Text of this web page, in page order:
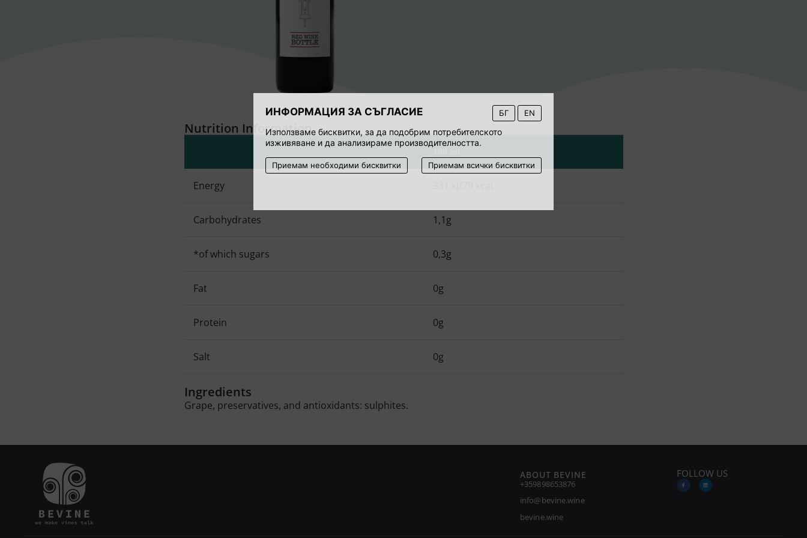
ИНФОРМАЦИЯ ЗА СЪГЛАСИЕ БГ EN
Използваме бисквитки, за да подобрим потребителското
изживяване и да анализираме производителността.
Приемам необходими бисквитки Приемам всички бисквитки
Nutrition Information
Energy
Carbohydrates 1,1g
*of which sugars 0,3g
Fat 0g
Protein 0g
Salt 0g
Ingredients
Grape, preservatives, and antioxidants: sulphites.
ABOUT BEVINE
+359898653876
info@bevine.wine
bevine.wine
FOLLOW US